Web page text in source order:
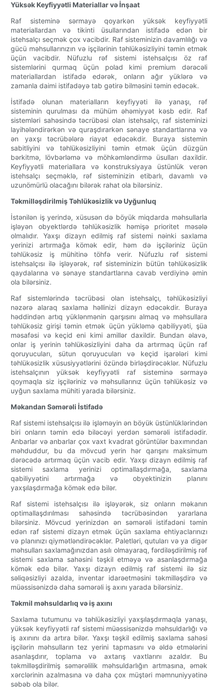
Yüksək Keyfiyyətli Materiallar və İnşaat
Raf sisteminə sərmayə qoyarkən yüksək keyfiyyətli
materiallardan və tikinti üsullarından istifadə edən bir
istehsalçı seçmək çox vacibdir. Raf sisteminizin davamlılığı və
gücü məhsullarınızın və işçilərinin təhlükəsizliyini təmin etmək
üçün vacibdir. Nüfuzlu rəf sistemi istehsalçısı öz raf
sistemlərini qurmaq üçün polad kimi premium dərəcəli
materiallardan istifadə edərək, onların ağır yüklərə və
zamanla daimi istifadəyə tab gətirə bilməsini təmin edəcək.
İstifadə olunan materialların keyfiyyəti ilə yanaşı, rəf
sisteminin qurulması da mühüm əhəmiyyət kəsb edir. Raf
sistemləri sahəsində təcrübəsi olan istehsalçı, raf sisteminizi
layihələndirərkən və quraşdırarkən sənaye standartlarına və
ən yaxşı təcrübələrə riayət edəcəkdir. Buraya sistemin
sabitliyini və təhlükəsizliyini təmin etmək üçün düzgün
bərkitmə, lövbərləmə və möhkəmləndirmə üsulları daxildir.
Keyfiyyətli materiallara və konstruksiyaya üstünlük verən
istehsalçı seçməklə, rəf sisteminizin etibarlı, davamlı və
uzunömürlü olacağını bilərək rahat ola bilərsiniz.
Təkmilləşdirilmiş Təhlükəsizlik və Uyğunluq
İstənilən iş yerində, xüsusən də böyük miqdarda məhsullarla
işləyən obyektlərdə təhlükəsizlik həmişə prioritet məsələ
olmalıdır. Yaxşı dizayn edilmiş raf sistemi nəinki saxlama
yerinizi artırmağa kömək edir, həm də işçiləriniz üçün
təhlükəsiz iş mühitinə töhfə verir. Nüfuzlu rəf sistemi
istehsalçısı ilə işləyərək, rəf sisteminizin bütün təhlükəsizlik
qaydalarına və sənaye standartlarına cavab verdiyinə əmin
ola bilərsiniz.
Raf sistemlərində təcrübəsi olan istehsalçı, təhlükəsizliyi
nəzərə alaraq saxlama həllinizi dizayn edəcəkdir. Buraya
həddindən artıq yüklənmənin qarşısını almaq və məhsullara
təhlükəsiz girişi təmin etmək üçün yükləmə qabiliyyəti, şüa
məsafəsi və keçid eni kimi amillər daxildir. Bundan əlavə,
onlar iş yerinin təhlükəsizliyini daha da artırmaq üçün raf
qoruyucuları, sütun qoruyucuları və keçid işarələri kimi
təhlükəsizlik xüsusiyyətlərini özündə birləşdirəcəklər. Nüfuzlu
istehsalçının yüksək keyfiyyətli raf sisteminə sərmayə
qoymaqla siz işçiləriniz və məhsullarınız üçün təhlükəsiz və
uyğun saxlama mühiti yarada bilərsiniz.
Məkandan Səmərəli İstifadə
Raf sistemi istehsalçısı ilə işləməyin ən böyük üstünlüklərindən
biri onların təmin edə biləcəyi yerdən səmərəli istifadədir.
Anbarlar və anbarlar çox vaxt kvadrat görüntülər baxımından
məhduddur, bu da mövcud yerin hər qarışını maksimum
dərəcədə artırmaq üçün vacib edir. Yaxşı dizayn edilmiş raf
sistemi saxlama yerinizi optimallaşdırmağa, saxlama
qabiliyyətini artırmağa və obyektinizin planını
yaxşılaşdırmağa kömək edə bilər.
Raf sistemi istehsalçısı ilə işləyərək, siz onların məkanın
optimallaşdırılması sahəsində təcrübəsindən yararlana
bilərsiniz. Mövcud yerinizdən ən səmərəli istifadəni təmin
edən raf sistemi dizayn etmək üçün saxlama ehtiyaclarınızı
və planınızı qiymətləndirəcəklər. Paletləri, qutuları və ya digər
məhsulları saxlamağınızdan asılı olmayaraq, fərdiləşdirilmiş rəf
sistemi saxlama sahəsini təşkil etməyə və asanlaşdırmağa
kömək edə bilər. Yaxşı dizayn edilmiş raf sistemi ilə siz
səliqəsizliyi azalda, inventar idarəetməsini təkmilləşdirə və
müəssisənizdə daha səmərəli iş axını yarada bilərsiniz.
Təkmil məhsuldarlıq və iş axını
Saxlama tutumunu və təhlükəsizliyi yaxşılaşdırmaqla yanaşı,
yüksək keyfiyyətli raf sistemi müəssisənizdə məhsuldarlığı və
iş axınını da artıra bilər. Yaxşı təşkil edilmiş saxlama sahəsi
işçilərin məhsulların tez yerini tapmasını və əldə etmələrini
asanlaşdırır, toplama və axtarış vaxtlarını azaldır. Bu
təkmilləşdirilmiş səmərəlilik məhsuldarlığın artmasına, əmək
xərclərinin azalmasına və daha çox müştəri məmnuniyyətinə
səbəb ola bilər.